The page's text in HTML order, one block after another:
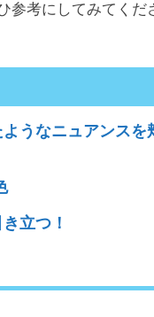
参考にしてみてくだ
ようなニュアンス
立つ！